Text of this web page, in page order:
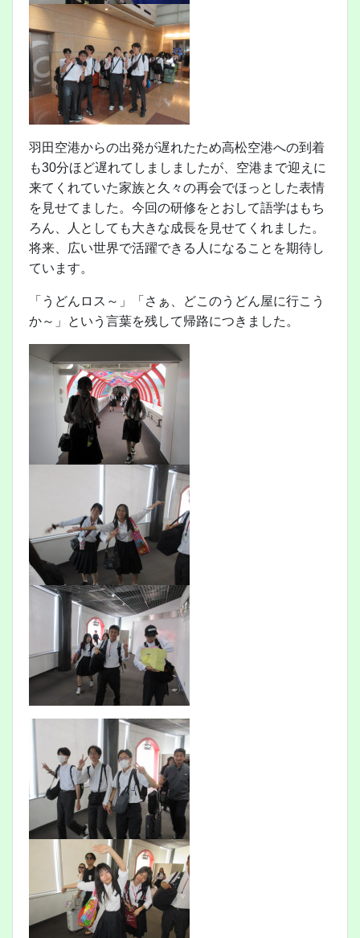
羽田空港からの出発が遅れたため高松空港への到着
も30分ほど遅れてしましましたが、空港まで迎えに
来てくれていた家族と久々の再会でほっとした表情
を見せてました。今回の研修をとおして語学はもち
ろん、人としても大きな成長を見せてくれました。
将来、広い世界で活躍できる人になることを期待し
ています。
「うどんロス～」「さぁ、どこのうどん屋に行こう
か～」という言葉を残して帰路につきました。